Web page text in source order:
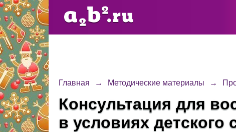
Главная → Методические материалы →
Консультация для
в условиях детского